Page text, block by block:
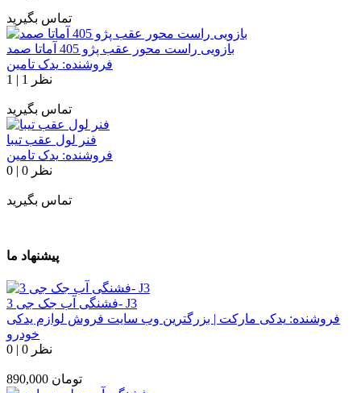
تماس بگیرید
بازویی راست محور عقب پژو 405 آماتا صمد
فروشنده: یدک تامین
1 | 1 نظر
تماس بگیرید
فنر لول عقب تیبا
فروشنده: یدک تامین
0 | 0 نظر
تماس بگیرید
پیشنهاد ما
فشنگی آب جک جی 3- J3
فروشنده: یدکی مارکت | بزرگترین وب سایت فروش لوازم یدکی
خودرو
0 | 0 نظر
890,000 تومان